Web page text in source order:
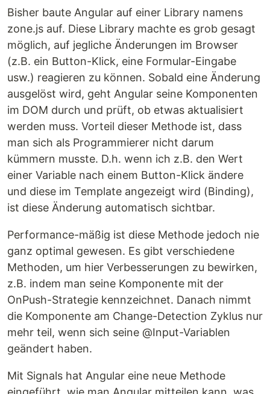
Bisher baute Angular auf einer Library namens
zone.js auf. Diese Library machte es grob gesagt
möglich, auf jegliche Änderungen im Browser
(z.B. ein Button-Klick, eine Formular-Eingabe
usw.) reagieren zu können. Sobald eine Änderung
ausgelöst wird, geht Angular seine Komponenten
im DOM durch und prüft, ob etwas aktualisiert
werden muss. Vorteil dieser Methode ist, dass
man sich als Programmierer nicht darum
kümmern musste. D.h. wenn ich z.B. den Wert
einer Variable nach einem Button-Klick ändere
und diese im Template angezeigt wird (Binding),
ist diese Änderung automatisch sichtbar.
Performance-mäßig ist diese Methode jedoch nie
ganz optimal gewesen. Es gibt verschiedene
Methoden, um hier Verbesserungen zu bewirken,
z.B. indem man seine Komponente mit der
OnPush-Strategie kennzeichnet. Danach nimmt
die Komponente am Change-Detection Zyklus nur
mehr teil, wenn sich seine @Input-Variablen
geändert haben.
Mit Signals hat Angular eine neue Methode